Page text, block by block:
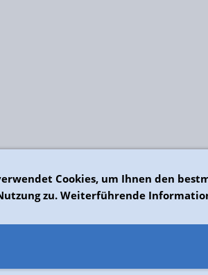
Cookies, um Ihnen den
zu. Weiterführende